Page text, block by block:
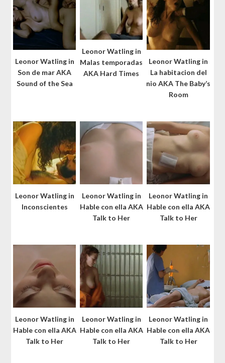
Leonor Watling in
Son de mar AKA
Sound of the Sea
Leonor Watling in
Malas temporadas
AKA Hard Times
Leonor Watling in
La habitacion del
nio AKA The Baby’s
Room
Leonor Watling in
Inconscientes
Leonor Watling in
Hable con ella AKA
Talk to Her
Leonor Watling in
Hable con ella AKA
Talk to Her
Leonor Watling in
Hable con ella AKA
Talk to Her
Leonor Watling in
Hable con ella AKA
Talk to Her
Leonor Watling in
Hable con ella AKA
Talk to Her